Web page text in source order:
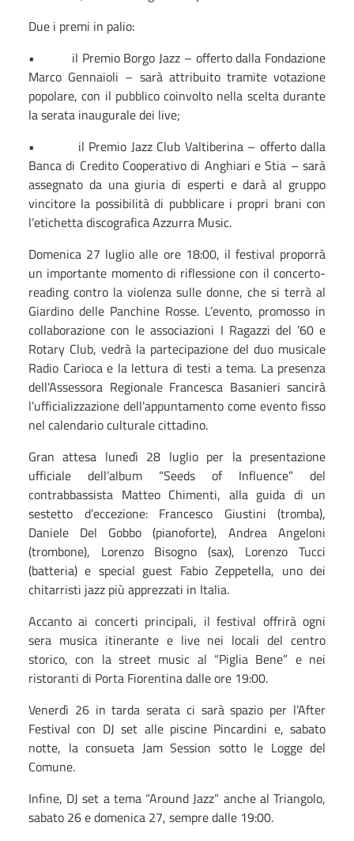
Due i premi in palio:
•
il Premio Borgo Jazz – offerto dalla Fondazione
Marco Gennaioli – sarà attribuito tramite votazione
popolare, con il pubblico coinvolto nella scelta durante
la serata inaugurale dei live;
•
il Premio Jazz Club Valtiberina – offerto dalla
Banca di Credito Cooperativo di Anghiari e Stia – sarà
assegnato da una giuria di esperti e darà al gruppo
vincitore la possibilità di pubblicare i propri brani con
l’etichetta discografica Azzurra Music.
Domenica 27 luglio alle ore 18:00, il festival proporrà
un importante momento di riflessione con il concerto-
reading contro la violenza sulle donne, che si terrà al
Giardino delle Panchine Rosse. L’evento, promosso in
collaborazione con le associazioni I Ragazzi del ’60 e
Rotary Club, vedrà la partecipazione del duo musicale
Radio Carioca e la lettura di testi a tema. La presenza
dell’Assessora Regionale Francesca Basanieri sancirà
l’ufficializzazione dell’appuntamento come evento fisso
nel calendario culturale cittadino.
Gran attesa lunedì 28 luglio per la presentazione
ufficiale dell’album “Seeds of Influence” del
contrabbassista Matteo Chimenti, alla guida di un
sestetto d’eccezione: Francesco Giustini (tromba),
Daniele Del Gobbo (pianoforte), Andrea Angeloni
(trombone), Lorenzo Bisogno (sax), Lorenzo Tucci
(batteria) e special guest Fabio Zeppetella, uno dei
chitarristi jazz più apprezzati in Italia.
Accanto ai concerti principali, il festival offrirà ogni
sera musica itinerante e live nei locali del centro
storico, con la street music al “Piglia Bene” e nei
ristoranti di Porta Fiorentina dalle ore 19:00.
Venerdì 26 in tarda serata ci sarà spazio per l’After
Festival con DJ set alle piscine Pincardini e, sabato
notte, la consueta Jam Session sotto le Logge del
Comune.
Infine, DJ set a tema “Around Jazz” anche al Triangolo,
sabato 26 e domenica 27, sempre dalle 19:00.